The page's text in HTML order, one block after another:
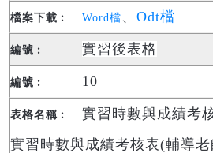
Word檔 、 Odt檔
實習後表格
10
實習時數與成績考
實習時數與成績考核表(輔導